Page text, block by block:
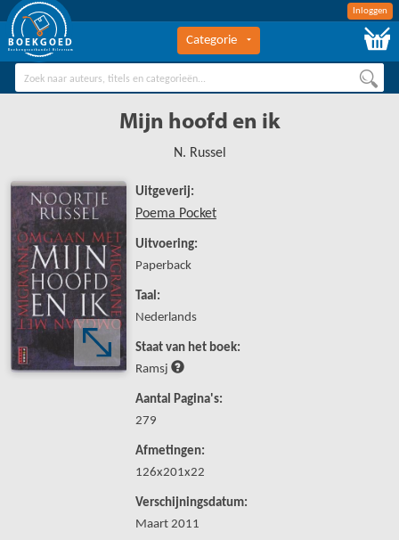
Inloggen
BOEKGOED
Boekengroothandel Hilversum
Categorie
Mijn hoofd en ik
N. Russel
Uitgeverij:
Poema Pocket
Uitvoering:
Paperback
Taal:
Nederlands
Staat van het boek:
Ramsj
Aantal Pagina's:
279
Afmetingen:
126x201x22
Verschijningsdatum:
Maart 2011